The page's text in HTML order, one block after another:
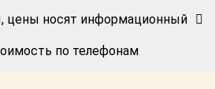
цены носят информационный
по телефонам